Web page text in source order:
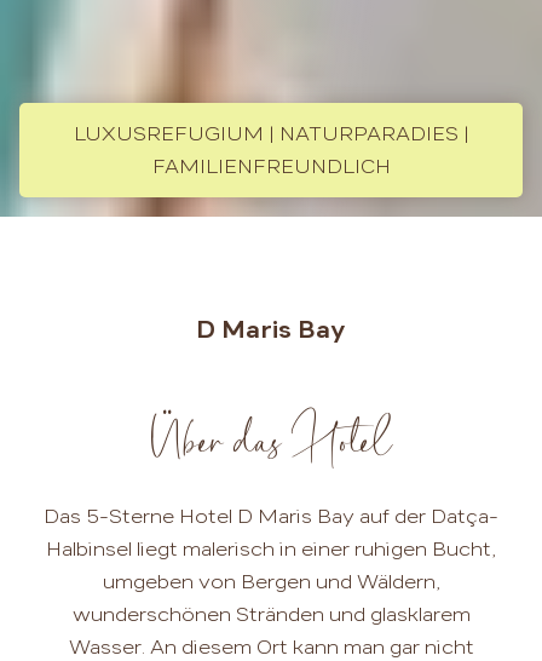
LUXUSREFUGIUM | NATURPARADIES |
FAMILIENFREUNDLICH
D Maris Bay
Über das Hotel
Das 5-Sterne Hotel D Maris Bay auf der Datça-
Halbinsel liegt malerisch in einer ruhigen Bucht,
umgeben von Bergen und Wäldern,
wunderschönen Stränden und glasklarem
Wasser. An diesem Ort kann man gar nicht